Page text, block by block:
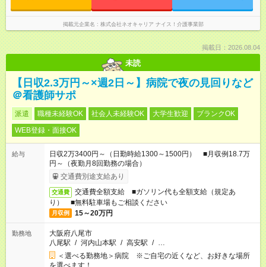
掲載元企業名 株式会社ネオキャリア ナイス！介護事業部
掲載日：2026.08.04
未読
【日収2.3万円～×週2日～】病院で夜の見回りなど
＠看護師サポ
派遣 職種未経験OK 社会人未経験OK 大学生歓迎
ブランクOK
WEB登録・面接OK
給与
日収2万3400円～（日勤時給1300～1500円） ■月収例18.7万
円～（夜勤月8回勤務の場合）
交通費別途支給あり
交通費
交通費全額支給 ■ガソリン代も全額支給（規定あ
り） ■無料駐車場もご相談ください
月収例 15～20万円
勤務地
大阪府八尾市
八尾駅 / 河内山本駅 / 高安駅 / …
＜選べる勤務地＞病院 ※ご自宅の近くなど、お好きな場所
を選べます！